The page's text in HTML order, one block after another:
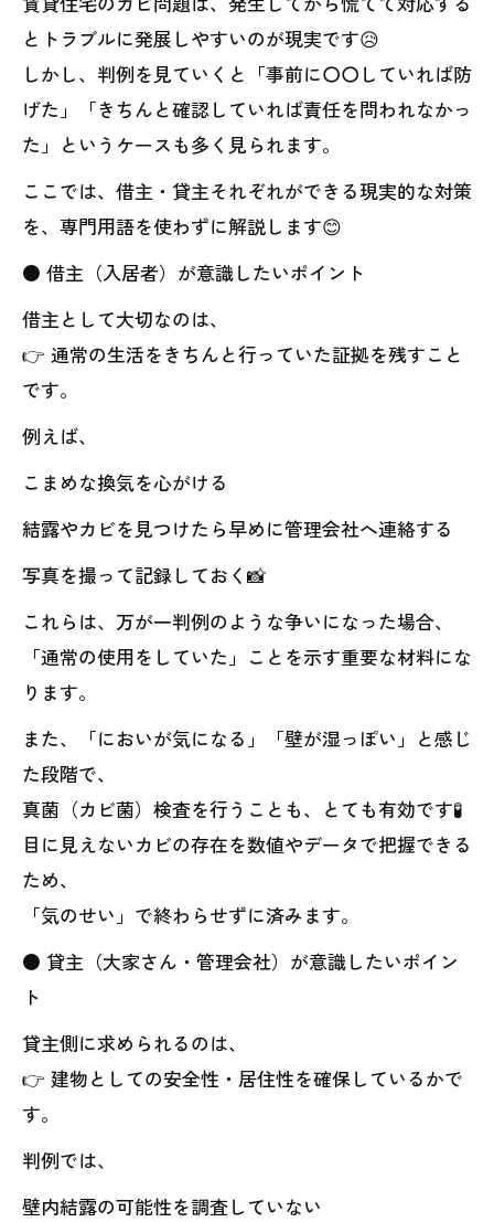
とトラブルに発展しやすいのが現実です😥
しかし、判例を見ていくと「事前に〇〇していれば防
げた」「きちんと確認していれば責任を問われなかっ
た」というケースも多く見られます。
ここでは、借主・貸主それぞれができる現実的な対策
を、専門用語を使わずに解説します😊
● 借主（入居者）が意識したいポイント
借主として大切なのは、
👉 通常の生活をきちんと行っていた証拠を残すこと
です。
例えば、
こまめな換気を心がける
結露やカビを見つけたら早めに管理会社へ連絡する
写真を撮って記録しておく📸
これらは、万が一判例のような争いになった場合、
「通常の使用をしていた」ことを示す重要な材料にな
ります。
また、「においが気になる」「壁が湿っぽい」と感じ
た段階で、
真菌（カビ菌）検査を行うことも、とても有効です🧪
目に見えないカビの存在を数値やデータで把握できる
ため、
「気のせい」で終わらせずに済みます。
● 貸主（大家さん・管理会社）が意識したいポイン
ト
貸主側に求められるのは、
👉 建物としての安全性・居住性を確保しているかで
す。
判例では、
壁内結露の可能性を調査していない